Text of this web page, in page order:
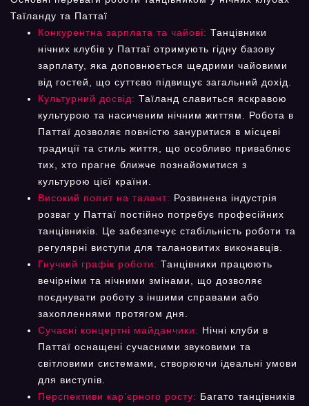
Таїланду та Паттаї
Конкурентна зарплата та чайові: Танцівники
нічних клубів у Паттаї отримують гідну базову
зарплату, яка доповнюється щедрими чайовими
від гостей, що суттєво підвищує загальний дохід.
Культурний досвід: Таїланд славиться яскравою
культурою та насиченим нічним життям. Робота в
Паттаї дозволяє повністю зануритися в місцеві
традиції та стиль життя, що особливо приваблює
тих, хто прагне ближче познайомитися з
культурою цієї країни.
Високий попит на талант: Розвинена індустрія
розваг у Паттаї постійно потребує професійних
танцівників. Це забезпечує стабільність роботи та
регулярні виступи для талановитих виконавців.
Гнучкий графік роботи: Танцівники працюють
вечірніми та нічними змінами, що дозволяє
поєднувати роботу з іншими справами або
захопленнями протягом дня.
Сучасні концертні майданчики: Нічні клуби в
Паттаї оснащені сучасними звуковими та
світловими системами, створюючи ідеальні умови
для виступів.
Перспективи кар’єрного росту: Багато танцівників